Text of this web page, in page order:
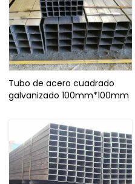
Tubo de acero cuadrado
galvanizado 100mm*100mm